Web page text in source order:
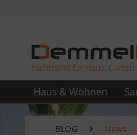
Fachmarkt für Haus,
Haus & Wohnen
BLOG News